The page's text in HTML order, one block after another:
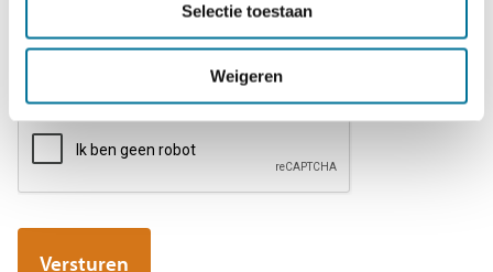
Selectie toestaan
Weigeren
Ik ga akkoord met hetprivacybeleid.